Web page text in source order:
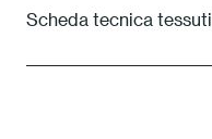
Scheda tecnica tessuti